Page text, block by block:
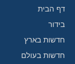
דף הבית
בידור
חדשות בארץ
חדשות בעולם